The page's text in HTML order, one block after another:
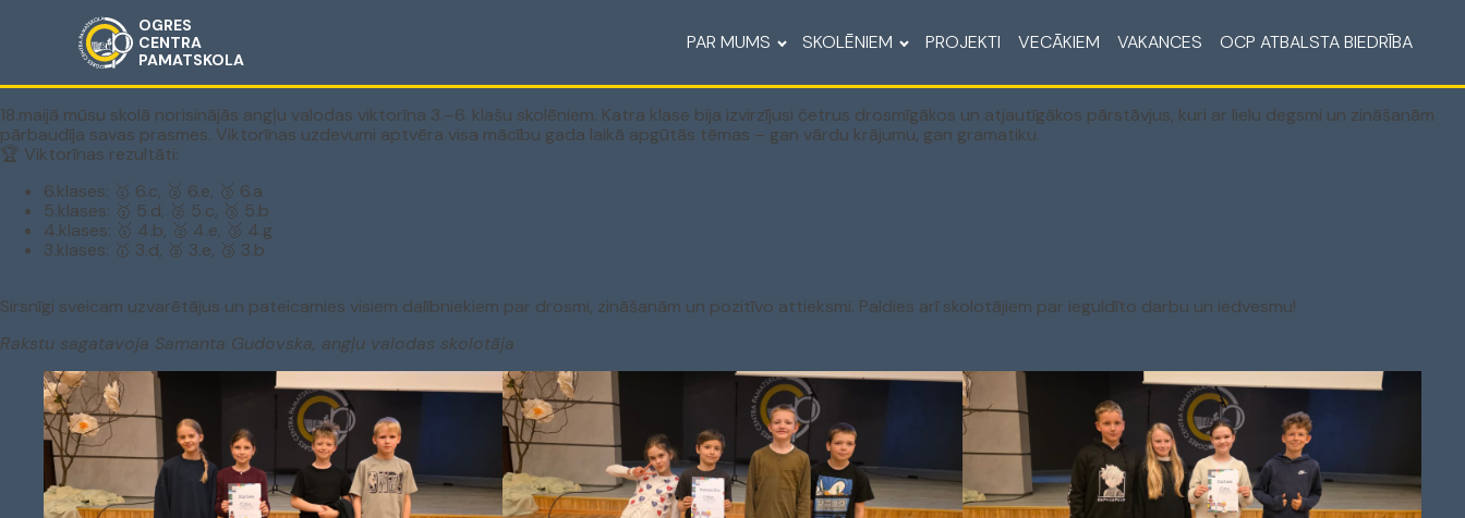
OGRES
CENTRA
PAMATSKOLA
PAR MUMS SKOLĒNIEM PROJEKTI VECĀKIEM VAKANCES OCP ATBALSTA BIEDRĪBA
18.maijā mūsu skolā norisinājās angļu valodas viktorīna 3.–6. klašu skolēniem. Katra klase bija izvirzījusi četrus drosmīgākos un atjautīgākos pārstāvjus, kuri ar lielu degsmi un zināšanām
pārbaudīja savas prasmes. Viktorīnas uzdevumi aptvēra visa mācību gada laikā apgūtās tēmas – gan vārdu krājumu, gan gramatiku.
🏆 Viktorīnas rezultāti:
6.klases: 🥇 6.c, 🥈 6.e, 🥉 6.a
5.klases: 🥇 5.d, 🥈 5.c, 🥉 5.b
4.klases: 🥇 4.b, 🥈 4.e, 🥉 4.g
3.klases: 🥇 3.d, 🥈 3.e, 🥉 3.b
Sirsnīgi sveicam uzvarētājus un pateicamies visiem dalībniekiem par drosmi, zināšanām un pozitīvo attieksmi. Paldies arī skolotājiem par ieguldīto darbu un iedvesmu!
Rakstu sagatavoja Samanta Gudovska, angļu valodas skolotāja